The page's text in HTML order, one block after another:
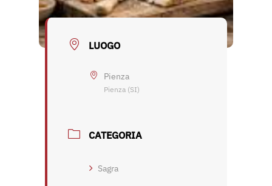
LUOGO
Pienza
Pienza (SI)
CATEGORIA
Sagra